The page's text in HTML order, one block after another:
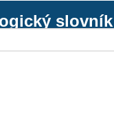
slovník